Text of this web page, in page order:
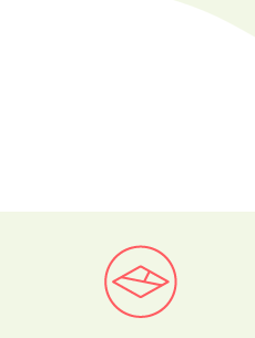
Bekijk in onze kaartviewer